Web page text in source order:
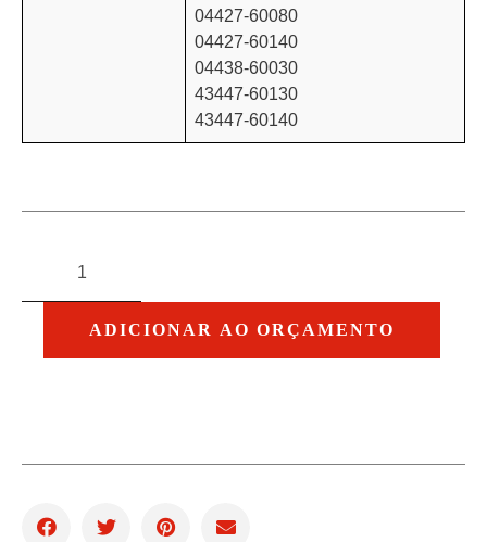
04427-60080
04427-60140
04438-60030
43447-60130
43447-60140
ADICIONAR AO ORÇAMENTO